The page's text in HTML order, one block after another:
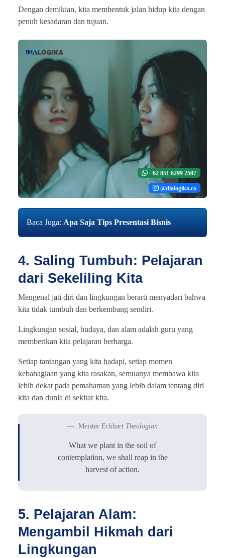
Dengan demikian, kita membentuk jalan hidup kita dengan
penuh kesadaran dan tujuan.
+62 851 6299 2597
@dialogika.co
Baca Juga: Apa Saja Tips Presentasi Bisnis
4. Saling Tumbuh: Pelajaran
dari Sekeliling Kita
Mengenal jati diri dan lingkungan berarti menyadari bahwa
kita tidak tumbuh dan berkembang sendiri.
Lingkungan sosial, budaya, dan alam adalah guru yang
memberikan kita pelajaran berharga.
Setiap tantangan yang kita hadapi, setiap momen
kebahagiaan yang kita rasakan, semuanya membawa kita
lebih dekat pada pemahaman yang lebih dalam tentang diri
kita dan dunia di sekitar kita.
Meister Eckhart Theologian
What we plant in the soil of
contemplation, we shall reap in the
harvest of action.
5. Pelajaran Alam:
Mengambil Hikmah dari
Lingkungan